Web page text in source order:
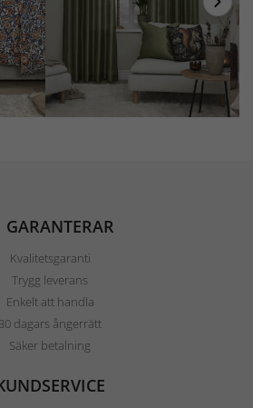
GARANTERAR
Kvalitetsgaranti
Trygg leverans
Enkelt att handla
30 dagars ångerrätt
Säker betalning